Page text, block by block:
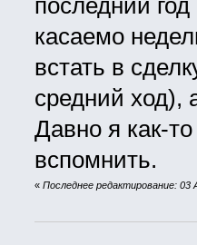
последний
касаемо
встать в
средний ход),
Давно я как-
вспомнить.
« Последнее редактирование: 03